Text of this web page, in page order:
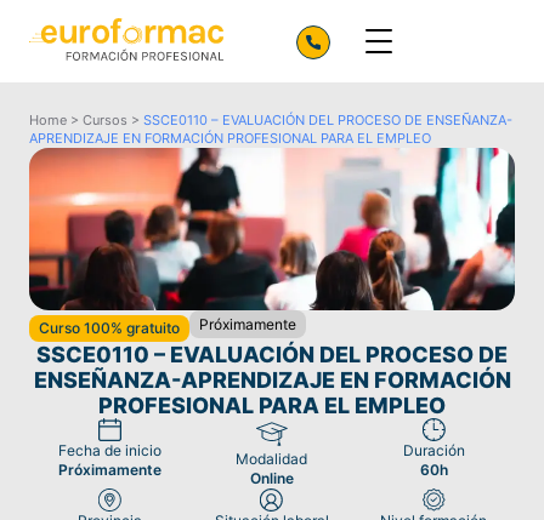
Home > Cursos > SSCE0110 – EVALUACIÓN DEL PROCESO DE ENSEÑANZA-
APRENDIZAJE EN FORMACIÓN PROFESIONAL PARA EL EMPLEO
Curso 100% gratuito Próximamente
SSCE0110 – EVALUACIÓN DEL PROCESO DE
ENSEÑANZA-APRENDIZAJE EN FORMACIÓN
PROFESIONAL PARA EL EMPLEO
Fecha de inicio
Próximamente
Modalidad
Online
Duración
60h